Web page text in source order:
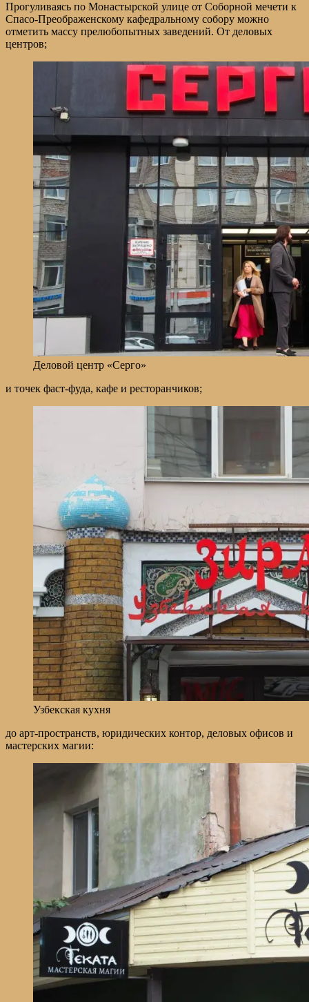
Прогуливаясь по Монастырской улице от Соборной мечети к
Спасо-Преображенскому кафедральному собору можно
отметить массу прелюбопытных заведений. От деловых
центров;
Деловой центр «Серго»
и точек фаст-фуда, кафе и ресторанчиков;
Узбекская кухня
до арт-пространств, юридических контор, деловых офисов и
мастерских магии: